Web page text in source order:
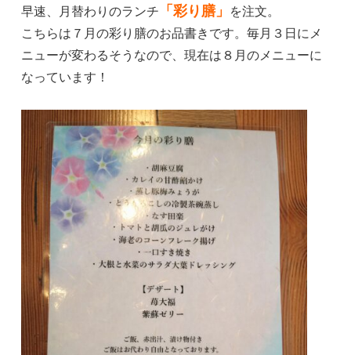
早速、月替わりのランチ 「彩り膳」
を注文。
こちらは７月の彩り膳のお品書きです。毎月３日にメ
ニューが変わるそうなので、現在は８月のメニューに
なっています！